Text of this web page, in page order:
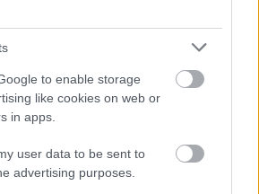
to enable storage
like cookies on web or
in apps.
user data to be sent to
advertising purposes.
dolgunk a közlekedés